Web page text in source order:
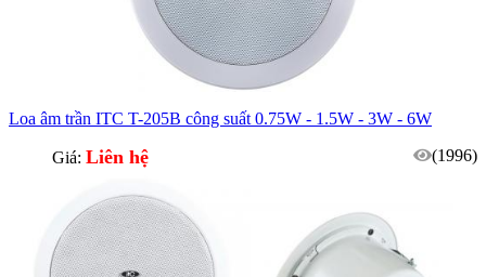
Loa âm trần ITC T-205B công suất 0.75W - 1.5W - 3W - 6W
Giá: Liên hệ (1996)